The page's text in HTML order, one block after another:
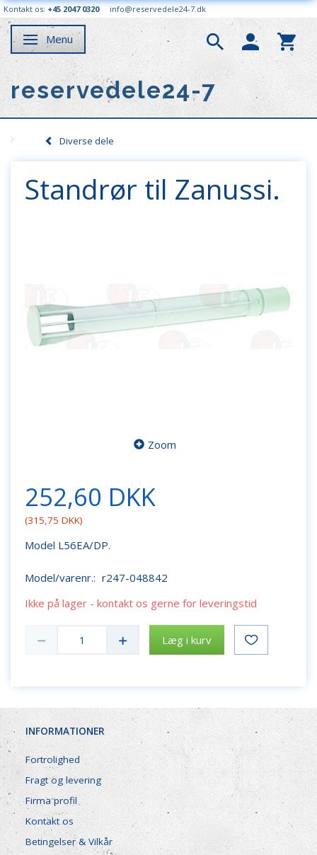
Kontakt os: +45 2047 0320 info@reservedele24-7.dk
Skifte navigation
Menu
reservedele24-7
Diverse dele
Standrør til Zanussi.
Zoom
252,60 DKK
(315,75 DKK)
Model L56EA/DP.
Model/varenr.: r247-048842
Ikke på lager - kontakt os gerne for leveringstid
Læg i kurv
INFORMATIONER
Fortrolighed
Fragt og levering
Firma profil
Kontakt os
Betingelser & Vilkår